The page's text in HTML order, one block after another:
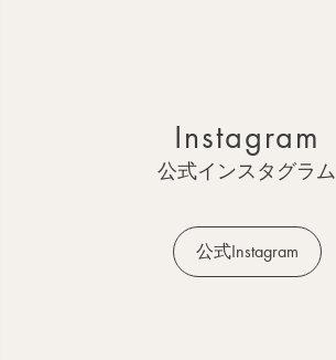
Instagram
公式インスタグラム
公式Instagram